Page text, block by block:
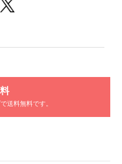
送料無料です。